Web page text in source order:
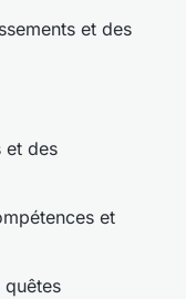
et des
et des
et